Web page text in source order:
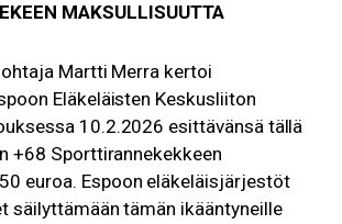
MAKSULLISUUTTA
Martti Merra kertoi
Eläkeläisten Keskusliiton
10.2.2026 esittävänsä tällä
+68 Sporttirannekekkeen
euroa. Espoon eläkeläisjärjestöt
säilyttämään tämän ikääntyneille